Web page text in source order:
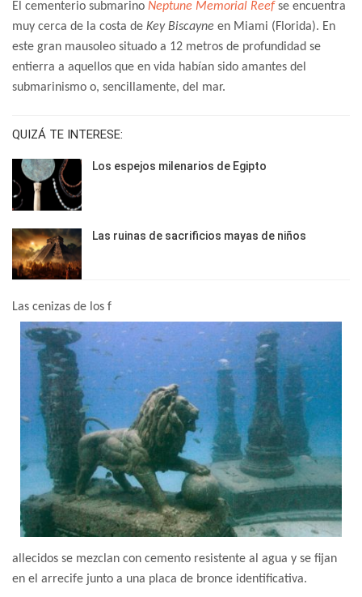
El cementerio submarino Neptune Memorial Reef se encuentra
muy cerca de la costa de Key Biscayne en Miami (Florida). En
este gran mausoleo situado a 12 metros de profundidad se
entierra a aquellos que en vida habían sido amantes del
submarinismo o, sencillamente, del mar.
QUIZÁ TE INTERESE:
Los espejos milenarios de Egipto
Las ruinas de sacrificios mayas de niños
Las cenizas de los f
allecidos se mezclan con cemento resistente al agua y se fijan
en el arrecife junto a una placa de bronce identificativa.